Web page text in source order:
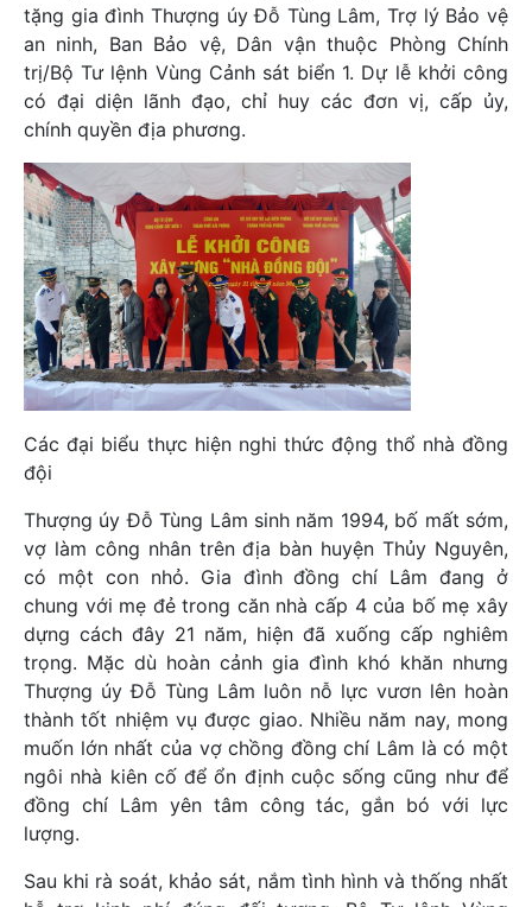
tặng gia đình Thượng úy Đỗ Tùng Lâm, Trợ lý Bảo vệ
an ninh, Ban Bảo vệ, Dân vận thuộc Phòng Chính
trị/Bộ Tư lệnh Vùng Cảnh sát biển 1. Dự lễ khởi công
có đại diện lãnh đạo, chỉ huy các đơn vị, cấp ủy,
chính quyền địa phương.
Các đại biểu thực hiện nghi thức động thổ nhà đồng
đội
Thượng úy Đỗ Tùng Lâm sinh năm 1994, bố mất sớm,
vợ làm công nhân trên địa bàn huyện Thủy Nguyên,
có một con nhỏ. Gia đình đồng chí Lâm đang ở
chung với mẹ đẻ trong căn nhà cấp 4 của bố mẹ xây
dựng cách đây 21 năm, hiện đã xuống cấp nghiêm
trọng. Mặc dù hoàn cảnh gia đình khó khăn nhưng
Thượng úy Đỗ Tùng Lâm luôn nỗ lực vươn lên hoàn
thành tốt nhiệm vụ được giao. Nhiều năm nay, mong
muốn lớn nhất của vợ chồng đồng chí Lâm là có một
ngôi nhà kiên cố để ổn định cuộc sống cũng như để
đồng chí Lâm yên tâm công tác, gắn bó với lực
lượng.
Sau khi rà soát, khảo sát, nắm tình hình và thống nhất